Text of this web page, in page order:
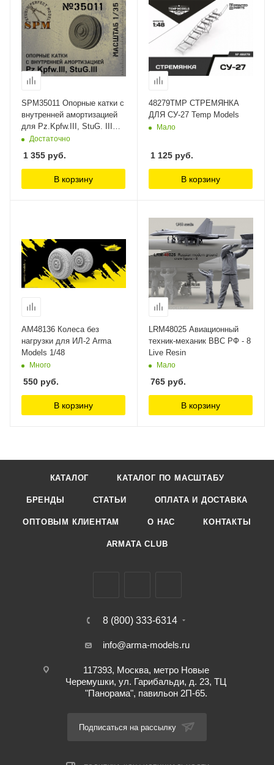
SPM35011 Опорные катки с
внутренней амортизацией
для Pz.Kpfw.III, StuG. III
SPMДостаточно
1 355 руб.
В корзину
48279TMP СТРЕМЯНКА
ДЛЯ СУ-27 Temp Models
Мало
1 125 руб.
В корзину
AM48136 Колеса без
нагрузки для ИЛ-2 Arma
Models 1/48
Много
550 руб.
В корзину
LRM48025 Авиационный
техник-механик ВВС РФ - 8
Live Resin
Мало
765 руб.
В корзину
КАТАЛОГ КАТАЛОГ ПО МАСШТАБУ
БРЕНДЫ СТАТЬИ ОПЛАТА И ДОСТАВКА
ОПТОВЫМ КЛИЕНТАМ О НАС КОНТАКТЫ
ARMATA CLUB
8 (800) 333-6314
info@arma-models.ru
117393, Москва, метро Новые
Черемушки, ул. Гарибальди, д. 23, ТЦ
"Панорама", павильон 2П-65.
Подписаться на рассылку